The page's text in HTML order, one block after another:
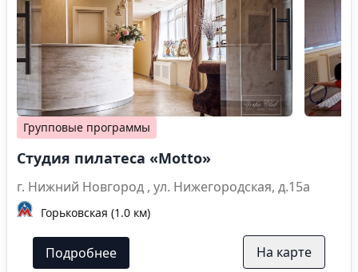
Групповые программы
Студия пилатеса «Motto»
г. Нижний Новгород , ул. Нижегородская, д.15а
Горьковская (1.0 км)
Подробнее На карте